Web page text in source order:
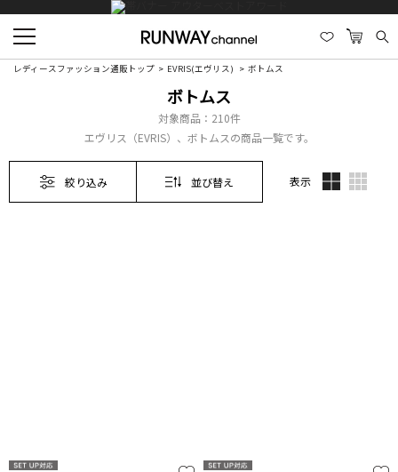
レディースファッション通販トップ EVRIS(エヴリス) ボトムス
ボトムス
対象商品： 210件
エヴリス（EVRIS）、ボトムスの商品一覧です。
絞り込み 並び替え 表示